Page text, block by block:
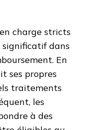
charge stricts
significatif dans
En
ses propres
traitements
les
à des